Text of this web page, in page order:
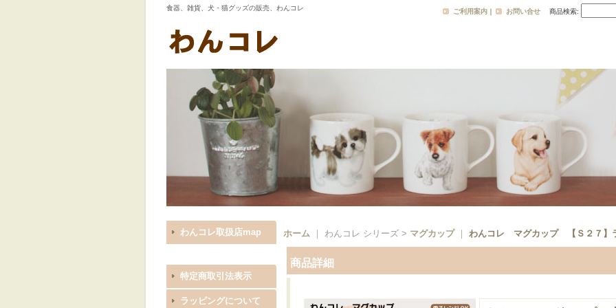
食器、雑貨、犬・猫グッズの販売、わんコレ ご利用案内 ｜ お問い合せ 商品検索:
わんコレ取扱店map
特定商取引法表示
ラッピングについて
ホーム ｜ わんコレ シリーズ > マグカップ｜ わんコレ マグカップ 【Ｓ２７】
商品詳細